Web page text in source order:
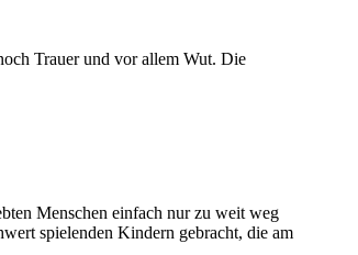
Trauer und vor allem Wut. Die
Menschen einfach nur zu weit weg
spielenden Kindern gebracht, die am